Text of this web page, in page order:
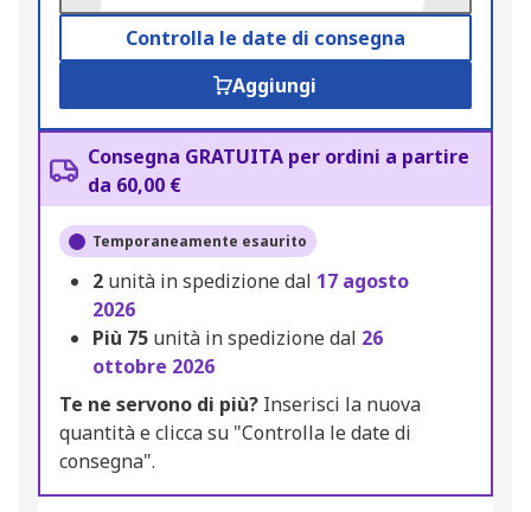
Controlla le date di consegna
Aggiungi
Consegna GRATUITA per ordini a partire
da 60,00 €
Temporaneamente esaurito
2 unità in spedizione dal 17 agosto
2026
Più 75 unità in spedizione dal 26
ottobre 2026
Te ne servono di più? Inserisci la nuova
quantità e clicca su "Controlla le date di
consegna".